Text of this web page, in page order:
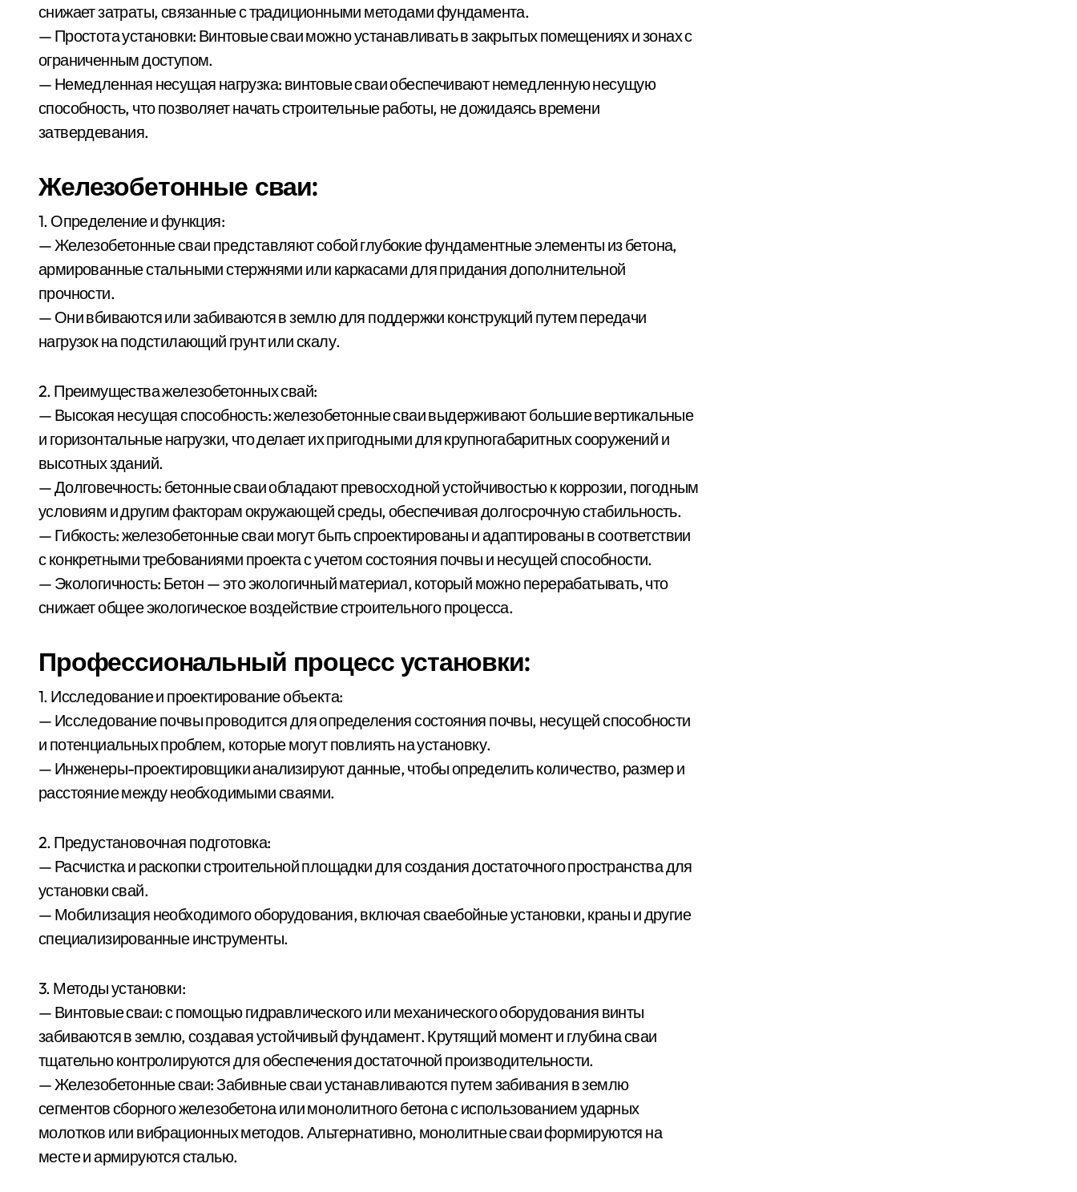
снижает затраты, связанные с традиционными методами фундамента.
— Простота установки: Винтовые сваи можно устанавливать в закрытых помещениях и зонах с
ограниченным доступом.
— Немедленная несущая нагрузка: винтовые сваи обеспечивают немедленную несущую
способность, что позволяет начать строительные работы, не дожидаясь времени
затвердевания.
Железобетонные сваи:
1. Определение и функция:
— Железобетонные сваи представляют собой глубокие фундаментные элементы из бетона,
армированные стальными стержнями или каркасами для придания дополнительной
прочности.
— Они вбиваются или забиваются в землю для поддержки конструкций путем передачи
нагрузок на подстилающий грунт или скалу.
2. Преимущества железобетонных свай:
— Высокая несущая способность: железобетонные сваи выдерживают большие вертикальные
и горизонтальные нагрузки, что делает их пригодными для крупногабаритных сооружений и
высотных зданий.
— Долговечность: бетонные сваи обладают превосходной устойчивостью к коррозии, погодным
условиям и другим факторам окружающей среды, обеспечивая долгосрочную стабильность.
— Гибкость: железобетонные сваи могут быть спроектированы и адаптированы в соответствии
с конкретными требованиями проекта с учетом состояния почвы и несущей способности.
— Экологичность: Бетон — это экологичный материал, который можно перерабатывать, что
снижает общее экологическое воздействие строительного процесса.
Профессиональный процесс установки:
1. Исследование и проектирование объекта:
— Исследование почвы проводится для определения состояния почвы, несущей способности
и потенциальных проблем, которые могут повлиять на установку.
— Инженеры-проектировщики анализируют данные, чтобы определить количество, размер и
расстояние между необходимыми сваями.
2. Предустановочная подготовка:
— Расчистка и раскопки строительной площадки для создания достаточного пространства для
установки свай.
— Мобилизация необходимого оборудования, включая сваебойные установки, краны и другие
специализированные инструменты.
3. Методы установки:
— Винтовые сваи: с помощью гидравлического или механического оборудования винты
забиваются в землю, создавая устойчивый фундамент. Крутящий момент и глубина сваи
тщательно контролируются для обеспечения достаточной производительности.
— Железобетонные сваи: Забивные сваи устанавливаются путем забивания в землю
сегментов сборного железобетона или монолитного бетона с использованием ударных
молотков или вибрационных методов. Альтернативно, монолитные сваи формируются на
месте и армируются сталью.